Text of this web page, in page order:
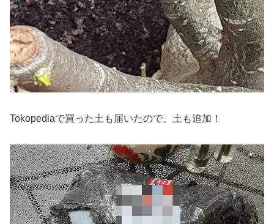
Tokopediaで買った土も届いたので、土も追加！